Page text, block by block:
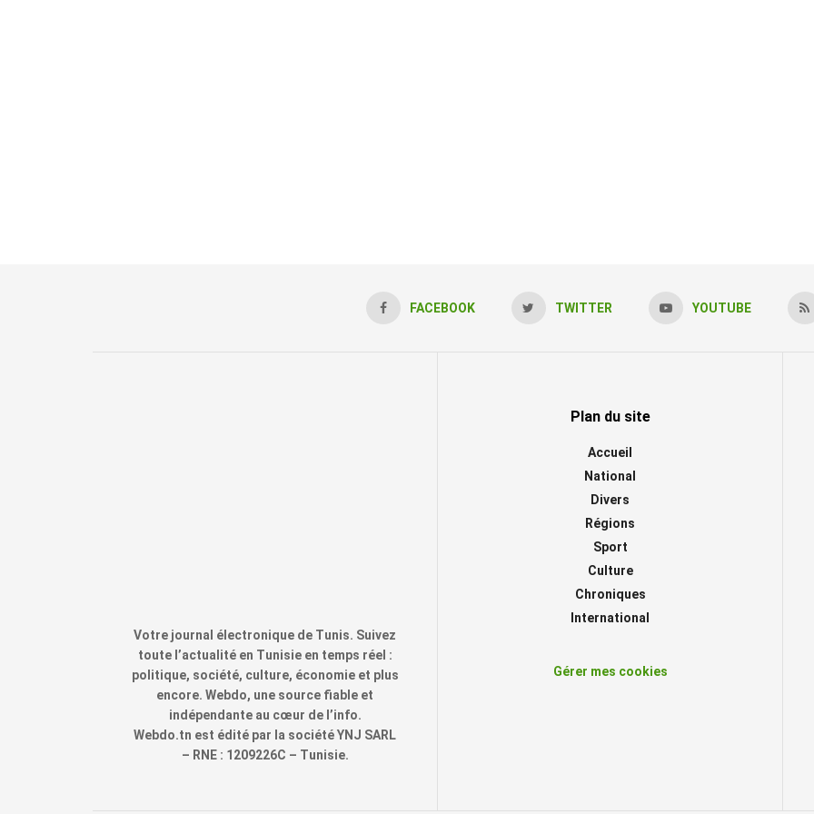
FACEBOOK TWITTER YOUTUBE
Votre journal électronique de Tunis. Suivez
toute l’actualité en Tunisie en temps réel :
politique, société, culture, économie et plus
encore. Webdo, une source fiable et
indépendante au cœur de l’info.
Webdo.tn est édité par la société YNJ SARL
– RNE : 1209226C – Tunisie.
Plan du site
Accueil
National
Divers
Régions
Sport
Culture
Chroniques
International
Gérer mes cookies